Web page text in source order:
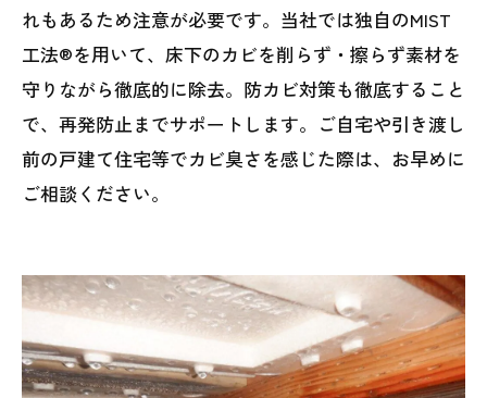
れもあるため注意が必要です。当社では独自のMIST
工法®を用いて、床下のカビを削らず・擦らず素材を
守りながら徹底的に除去。防カビ対策も徹底すること
で、再発防止までサポートします。ご自宅や引き渡し
前の戸建て住宅等でカビ臭さを感じた際は、お早めに
ご相談ください。